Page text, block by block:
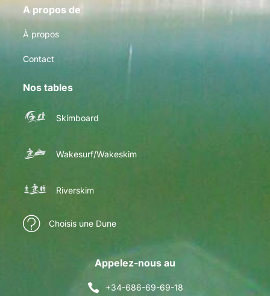
A propos de
À propos
Contact
Nos tables
Skimboard
Wakesurf/Wakeskim
Riverskim
Choisis une Dune
Appelez-nous au
+34-686-69-69-18